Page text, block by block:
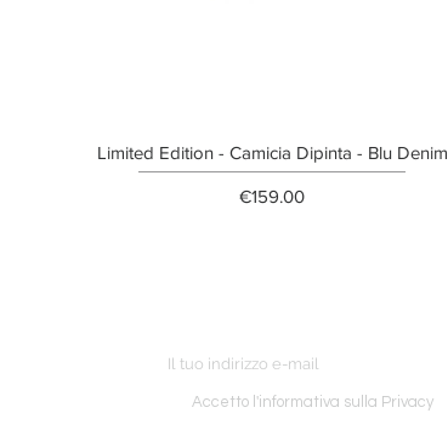
Limited Edition - Camicia Dipinta - Blu Denim
Price
€159.00
Accetto l'informativa sulla Privacy